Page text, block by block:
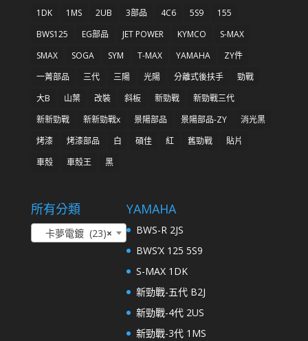
1DK 1MS 2UB 3部品 4C6 5S9
155
BWS125
EG部品 JET POWER KYMCO
S-MAX
SMAX
SOGA SYM T-MAX YAMAHA
ZY件
一菁部品
三代 三陽 光陽 分離式後扶手
勁戰
大B
山葉 改裝 斜板 新勁戰
新勁戰三代
新新勁戰
新新勁戰x 景陽部品 景陽部品-ZY
消光黑
烤漆
烤漆部品 白 碩佳 紅 舊勁戰
貼片
車殼
車殼王 黑
所有分類
×
卡夢電鍍 (23)
YAMAHA
BWS-R 2JS
BWS’X 125 5S9
S-MAX 1DK
新勁戰-五代 B2J
新勁戰-4代 2US
新勁戰-3代 1MS